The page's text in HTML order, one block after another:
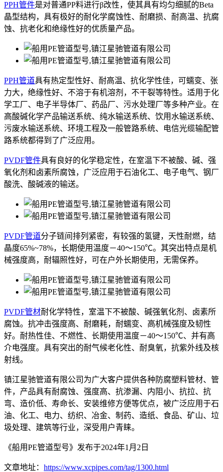
PPH管件是对普通PP料进行β改性，使其具有均匀细腻的Beta
晶型结构，具有极好的耐化学腐蚀性、耐磨损、耐高温、抗腐
蚀、抗老化和绝缘性好的优质量产品。
PPH管道具有热定型性好、耐高温、抗化学性佳，可蠕变、张
力大，绝缘性好、不溶于有机溶剂，不干裂等特性。适用于化
学工厂、电子半导体厂、药品厂、污水处理厂等多种产业。在
高酸碱化学产品输送系统、纯水输送系统、饮用水输送系统、
污废水输送系统、环境工程及一般管路系统、电信光缆输配管
路系统都得到了广泛应用。
PVDF管件具有良好的化学稳定性，在室温下不被酸、碱、强
氧化剂和卤素所腐蚀，广泛应用于石油化工、电子电气、钢厂
酸洗、酸碱液的输送。
PVDF管道分子链间排列紧密，有较强的氢键，天性耐燃，结
晶度65%~78%，长期使用温度－40～150℃。其突出特点是机
械强度高，耐辐照性好，可在户外长期使用，无需保养。
PVDF管材耐化学特性，室温下不被酸、碱强氧化剂、卤素所
腐蚀。抗冲击强度高、耐磨耗，耐蠕变、高机械强度及韧性
好。耐热性佳、不燃性、长期使用温度－40～150℃、并有高
介电强度。具有突出的耐气候老化性、耐臭氧，抗紫外线及核
射线。
镇江星驰管道有限公司为广大客户提供各种防腐塑料管材、管
件，产品具有耐腐蚀、强度高、抗渗漏、内阻小、抗拉、抗
弯、造价低、寿命长、安装维修方便等优点，被广泛应用于石
油、化工、电力、纺织、冶金、制药、造纸、食品、矿山、垃
圾处理、建筑等行业，深受用户青睐。
《船用PE管道型号》发布于2024年1月2日
文章地址： https://www.xcpipes.com/tag/1300.html